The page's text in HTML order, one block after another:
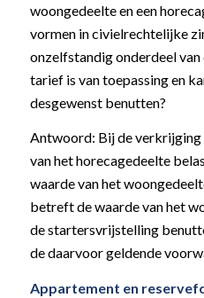
woongedeelte en een
vormen in civielrechtelijke
onzelfstandig onderdeel
tarief is van toepassing en
desgewenst benutten?
Antwoord: Bij de verkrijging
van het horecagedeelte
waarde van het
betreft de waarde van het
de startersvrijstelling
de daarvoor geldende
Appartement en